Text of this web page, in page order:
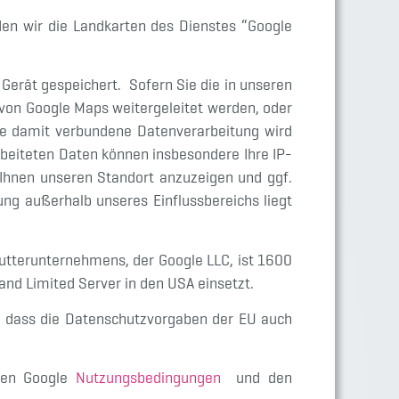
wir die Landkarten des Dienstes “Google
gespeichert. Sofern Sie die in unseren
Google Maps weitergeleitet werden, oder
damit verbundene Datenverarbeitung wird
Daten können insbesondere Ihre IP-
unseren Standort anzuzeigen und ggf.
außerhalb unseres Einflussbereichs liegt
der Google LLC, ist 1600
Limited Server in den USA einsetzt.
die Datenschutzvorgaben der EU auch
Google Nutzungsbedingungen und den